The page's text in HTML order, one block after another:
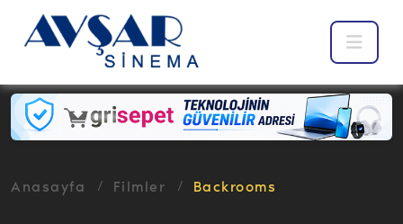
Anasayfa Filmler Backrooms